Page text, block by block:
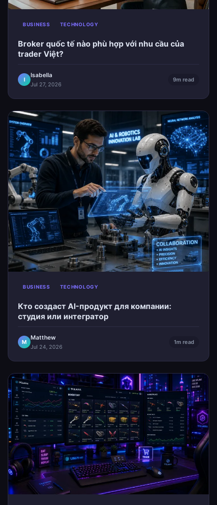
BUSINESS TECHNOLOGY
Broker quốc tế nào phù hợp với nhu cầu của
trader Việt?
I
Isabella
Jul 27, 2026
9m read
BUSINESS TECHNOLOGY
Кто создаст AI-продукт для компании:
студия или интегратор
M
Matthew
Jul 24, 2026
1m read